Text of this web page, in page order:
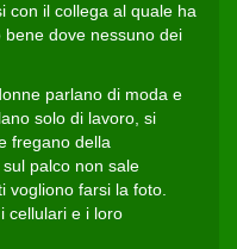
con il collega al quale ha
dove nessuno dei
parlano di moda e
solo di lavoro, si
fregano della
palco non sale
vogliono farsi la foto.
cellulari e i loro